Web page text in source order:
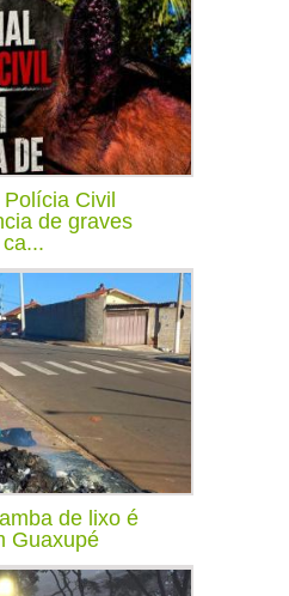
Civil
de graves
de lixo é
Guaxupé